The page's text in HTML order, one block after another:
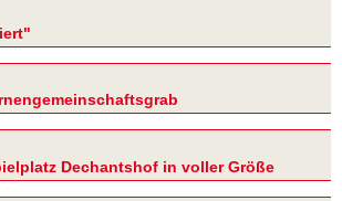
Dechantshof in voller Größe